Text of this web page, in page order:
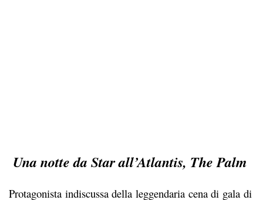
Una notte da Star all’Atlantis, The Palm
Protagonista indiscussa della leggendaria cena di gala di